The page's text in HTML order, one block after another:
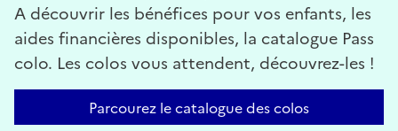
A découvrir les bénéfices pour vos enfants, les
aides financières disponibles, la catalogue Pass
colo. Les colos vous attendent, découvrez-les !
Parcourez le catalogue des colos